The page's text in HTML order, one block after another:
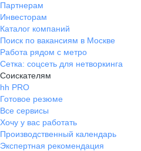
Партнерам
Инвесторам
Каталог компаний
Поиск по вакансиям в Москве
Работа рядом с метро
Сетка: соцсеть для нетворкинга
Соискателям
hh PRO
Готовое резюме
Все сервисы
Хочу у вас работать
Производственный календарь
Экспертная рекомендация